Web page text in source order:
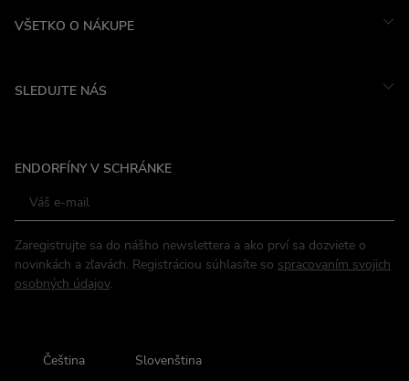
VŠETKO O NÁKUPE
SLEDUJTE NÁS
Facebook
ENDORFÍNY V SCHRÁNKE
Zaregistrujte sa do nášho newslettera a ako prví sa dozviete o
novinkách a zľavách. Registráciou súhlasíte so spracovaním svojich
osobných údajov.
Čeština Slovenština